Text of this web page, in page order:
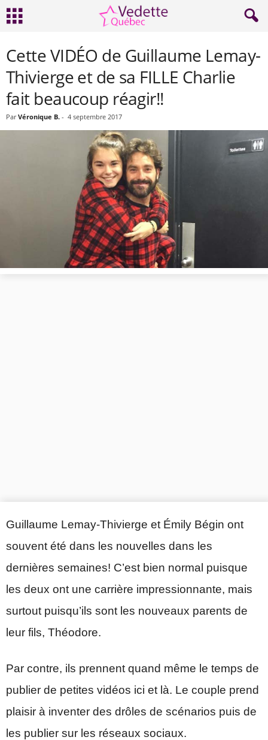
Cette VIDÉO de Guillaume Lemay-
Thivierge et de sa FILLE Charlie
fait beaucoup réagir!!
Par Véronique B. - 4 septembre 2017
Guillaume Lemay-Thivierge et Émily Bégin ont
souvent été dans les nouvelles dans les
dernières semaines! C’est bien normal puisque
les deux ont une carrière impressionnante, mais
surtout puisqu’ils sont les nouveaux parents de
leur fils, Théodore.
Par contre, ils prennent quand même le temps de
publier de petites vidéos ici et là. Le couple prend
plaisir à inventer des drôles de scénarios puis de
les publier sur les réseaux sociaux.